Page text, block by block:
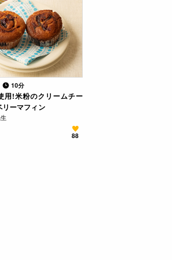
10分
用!米粉のクリームチー
リーマフィン
88